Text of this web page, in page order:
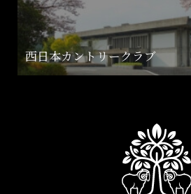
西日本カントリークラブ